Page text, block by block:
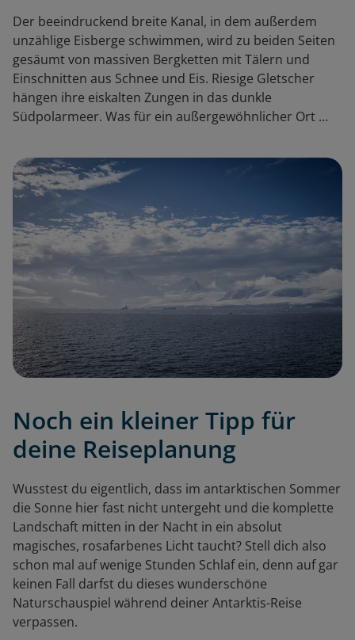
Der beeindruckend breite Kanal, in dem außerdem
unzählige Eisberge schwimmen, wird zu beiden Seiten
gesäumt von massiven Bergketten mit Tälern und
Einschnitten aus Schnee und Eis. Riesige Gletscher
hängen ihre eiskalten Zungen in das dunkle
Südpolarmeer. Was für ein außergewöhnlicher Ort …
Noch ein kleiner Tipp für
deine Reiseplanung
Wusstest du eigentlich, dass im antarktischen Sommer
die Sonne hier fast nicht untergeht und die komplette
Landschaft mitten in der Nacht in ein absolut
magisches, rosafarbenes Licht taucht? Stell dich also
schon mal auf wenige Stunden Schlaf ein, denn auf gar
keinen Fall darfst du dieses wunderschöne
Naturschauspiel während deiner Antarktis-Reise
verpassen.